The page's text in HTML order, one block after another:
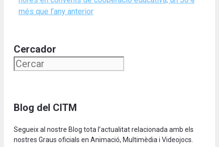
més que l’any anterior
Cercador
Blog del CITM
Segueix al nostre Blog tota l’actualitat relacionada amb els
nostres Graus oficials en Animació, Multimèdia i Videojocs.